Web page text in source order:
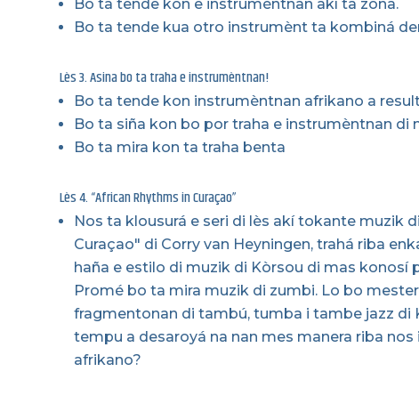
Bo ta tende kon e instrumèntnan akí ta zona.
Bo ta tende kua otro instrumènt ta kombiná
Lès 3. Asina bo ta traha e instrumèntnan!
Bo ta tende kon instrumèntnan afrikano a
Bo ta siña kon bo por traha e instrumèntnan di
Bo ta mira kon ta traha benta
Lès 4. “African Rhythms in Curaçao”
Nos ta klousurá e seri di lès akí tokante muzik
Curaçao" di Corry van Heyningen, trahá riba
haña e estilo di muzik di Kòrsou di mas konosí
Promé bo ta mira muzik di zumbi. Lo bo
fragmentonan di tambú, tumba i tambe jazz di
tempu a desaroyá na nan mes manera riba
afrikano?